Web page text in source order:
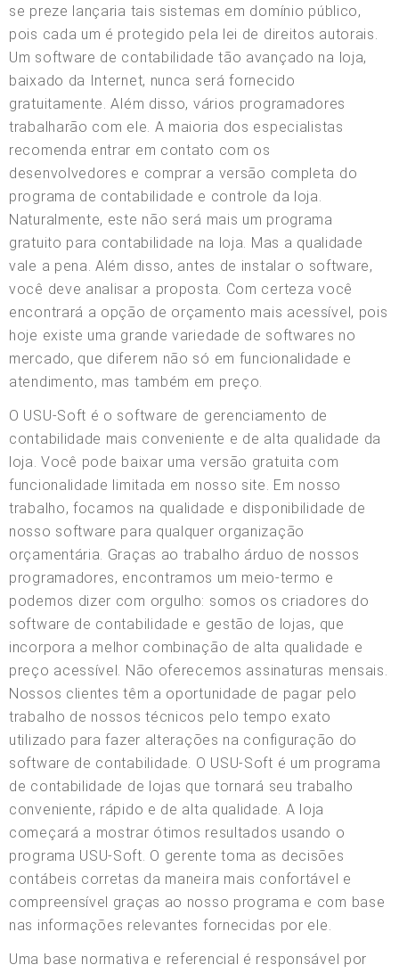
se preze lançaria tais sistemas em domínio público,
pois cada um é protegido pela lei de direitos autorais.
Um software de contabilidade tão avançado na loja,
baixado da Internet, nunca será fornecido
gratuitamente. Além disso, vários programadores
trabalharão com ele. A maioria dos especialistas
recomenda entrar em contato com os
desenvolvedores e comprar a versão completa do
programa de contabilidade e controle da loja.
Naturalmente, este não será mais um programa
gratuito para contabilidade na loja. Mas a qualidade
vale a pena. Além disso, antes de instalar o software,
você deve analisar a proposta. Com certeza você
encontrará a opção de orçamento mais acessível, pois
hoje existe uma grande variedade de softwares no
mercado, que diferem não só em funcionalidade e
atendimento, mas também em preço.
O USU-Soft é o software de gerenciamento de
contabilidade mais conveniente e de alta qualidade da
loja. Você pode baixar uma versão gratuita com
funcionalidade limitada em nosso site. Em nosso
trabalho, focamos na qualidade e disponibilidade de
nosso software para qualquer organização
orçamentária. Graças ao trabalho árduo de nossos
programadores, encontramos um meio-termo e
podemos dizer com orgulho: somos os criadores do
software de contabilidade e gestão de lojas, que
incorpora a melhor combinação de alta qualidade e
preço acessível. Não oferecemos assinaturas mensais.
Nossos clientes têm a oportunidade de pagar pelo
trabalho de nossos técnicos pelo tempo exato
utilizado para fazer alterações na configuração do
software de contabilidade. O USU-Soft é um programa
de contabilidade de lojas que tornará seu trabalho
conveniente, rápido e de alta qualidade. A loja
começará a mostrar ótimos resultados usando o
programa USU-Soft. O gerente toma as decisões
contábeis corretas da maneira mais confortável e
compreensível graças ao nosso programa e com base
nas informações relevantes fornecidas por ele.
Uma base normativa e referencial é responsável por